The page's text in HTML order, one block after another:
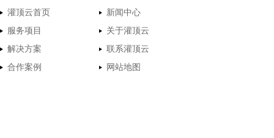
灌顶云首页
新闻中心
服务项目
关于灌顶云
解决方案
联系灌顶云
合作案例
网站地图